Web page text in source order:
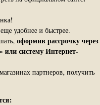
удобнее и быстрее.
оформив рассрочку через
или систему Интернет-​
партнеров, получить